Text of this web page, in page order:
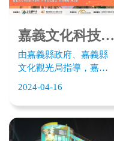
組，期盼透過科技應用
落實文化科技在嘉義創
新扎根落地應用。
嘉義文化科技創新基地 新創培力系列課程4/26 開課
由嘉義縣政府、嘉義縣
文化觀光局指導，嘉義
課程 / 工作坊 ─ 將陸續
推出行銷趨勢與科技工
具實務班：手把手教你
2024-04-16